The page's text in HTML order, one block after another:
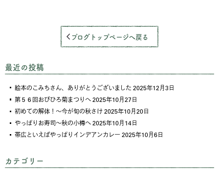
ブログトップページへ戻る
最近の投稿
絵本のこみちさん、ありがとうございました 2025年12月3日
第５６回おびひろ菊まつりへ2025年10月27日
初めての解体！～今が旬の秋さけ2025年10月20日
やっぱりお寿司～秋の小樽へ2025年10月14日
帯広といえばやっぱりインデアンカレー2025年10月6日
カテゴリー